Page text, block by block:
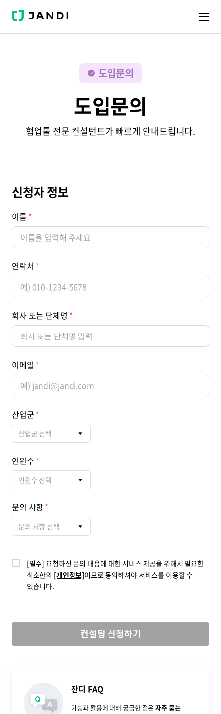
J
N
도입문의
도입문의
협업툴 전문 컨설턴트가 빠르게 안내드립니다.
신청자 정보
이름
연락처
회사 또는 단체명
이메일
산업군
산업군 선택
인원수
인원수 선택
문의 사항
문의 사항 선택
[필수] 요청하신 문의 내용에 대한 서비스 제공을 위해서 필요한
최소한의 [개인정보]이므로 동의하셔야 서비스를 이용할 수
있습니다.
컨설팅 신청하기
잔디 FAQ
기능과 활용에 대해 궁금한 점은 자주 묻는